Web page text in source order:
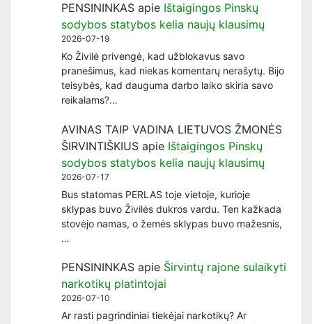
PENSININKAS apie Ištaigingos Pinskų
sodybos statybos kelia naujų klausimų
2026-07-19
Ko Živilė privengė, kad užblokavus savo
pranešimus, kad niekas komentarų nerašytų. Bijo
teisybės, kad dauguma darbo laiko skiria savo
reikalams?…
AVINAS TAIP VADINA LIETUVOS ŽMONĖS
ŠIRVINTIŠKIUS apie Ištaigingos Pinskų
sodybos statybos kelia naujų klausimų
2026-07-17
Bus statomas PERLAS toje vietoje, kurioje
sklypas buvo Živilės dukros vardu. Ten kažkada
stovėjo namas, o žemės sklypas buvo mažesnis,
…
PENSININKAS apie Širvintų rajone sulaikyti
narkotikų platintojai
2026-07-10
Ar rasti pagrindiniai tiekėjai narkotikų? Ar